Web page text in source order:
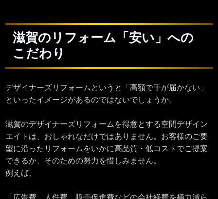
滋賀のリフォーム「安い」への
こだわり
デザイナーズリフォームというと「高額で手が届かない」
といったイメージがあるのではないでしょうか。
滋賀のデザイナーズリフォームを得意とする空間デザイン
エイトは、おしゃれなだけではありません。お客様のご要
望に沿ったリフォームをいかに高品質・低コストでご提案
できるか、そのための努力を惜しみません。
例えば、
「広告費、人件費、販売促進費などの会社経費を極力減ら